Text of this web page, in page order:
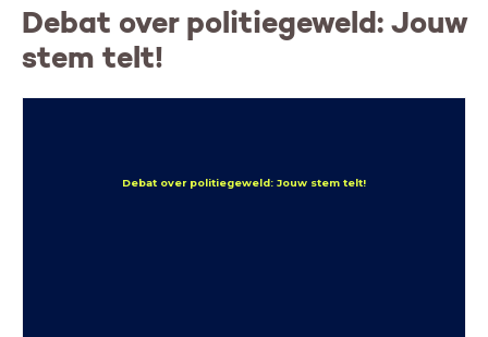
Debat over politiegeweld: Jouw
stem telt!
Debat over politiegeweld: Jouw stem telt!